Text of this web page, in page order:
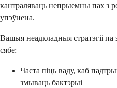
кантраляваць непрыемны пах з
упэўнена.
Вашыя неадкладныя стратэгіі
сябе:
Часта піць ваду, каб
змываць бактэрыі